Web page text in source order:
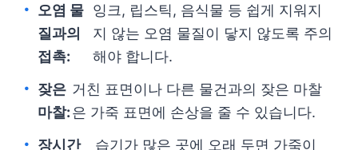
오염 물
질과의
접촉:
잉크, 립스틱, 음식물 등 쉽게 지워지
지 않는 오염 물질이 닿지 않도록 주의
해야 합니다.
잦은
마찰:
거친 표면이나 다른 물건과의 잦은 마찰
은 가죽 표면에 손상을 줄 수 있습니다.
장시간
습기가 많은 곳에 오래 두면 가죽이